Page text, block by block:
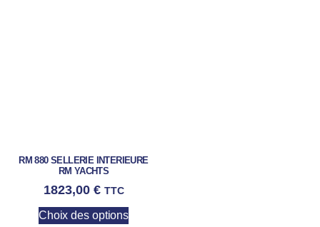
RM 880 SELLERIE INTERIEURE
RM YACHTS
1823,00 € TTC
Choix des options